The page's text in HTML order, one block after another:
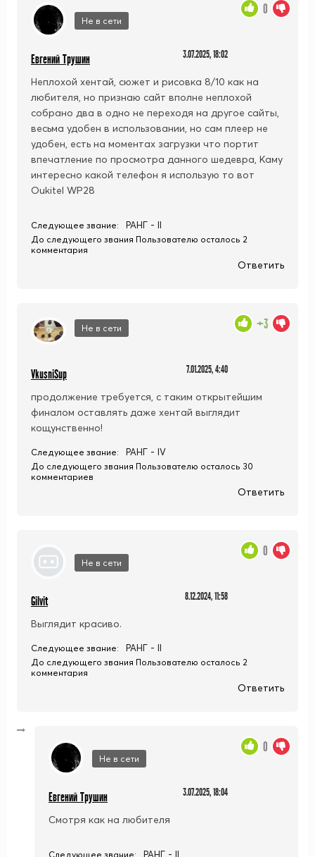
Не в сети
Евгений Трушин 3.07.2025, 18:02
Неплохой хентай, сюжет и рисовка 8/10 как на
любителя, но признаю сайт вполне неплохой
собрано два в одно не переходя на другое сайты,
весьма удобен в использовании, но сам плеер не
удобен, есть на моментах загрузки что портит
впечатление по просмотра данного шедевра, Каму
интересно какой телефон я использую то вот
Oukitel WP28
0
Следующее звание: РАНГ - II
До следующего звания Пользователю осталось 2
комментария
Ответить
Не в сети
VkusniSup 7.01.2025, 4:40
продолжение требуется, с таким открытейшим
финалом оставлять даже хентай выглядит
кощунственно!
+3
Следующее звание: РАНГ - IV
До следующего звания Пользователю осталось 30
комментариев
Ответить
Не в сети
Gilvit 8.12.2024, 11:58
Выглядит красиво.
0
Следующее звание: РАНГ - II
До следующего звания Пользователю осталось 2
комментария
Ответить
Не в сети
Евгений Трушин 3.07.2025, 18:04
Смотря как на любителя
0
Следующее звание: РАНГ - II